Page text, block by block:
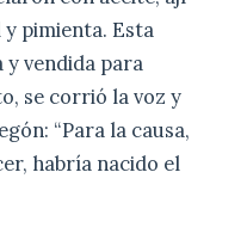
pimienta. Esta
y vendida para
se corrió la voz y
“Para la causa,
habría nacido el